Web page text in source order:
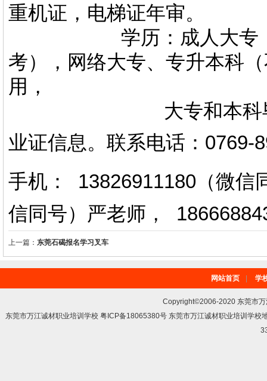
重机证，电梯证年审。
学历：成人大专，专
考），网络大专、专升本科
用，
大专和本科毕业证
业证信息。 联系电话 ： 0769-
手机： 13826911180（微信
信同号）严老师 ，
上一篇： 东莞石碣报名学习叉车
网站首页 学
Copyright©2006-2020 东莞市
东莞市万江诚材职业培训学校 粤ICP备18065380号 东莞市万江诚材职业培训学